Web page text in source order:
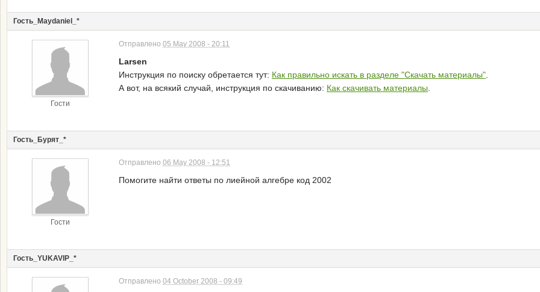
Гость_Maydaniel_*
Гости
Отправлено 05 May 2008 - 20:11
Larsen
Инструкция по поиску обретается тут: Как правильно искать в разделе "Скачать материалы"
А вот, на всякий случай, инструкция по скачиванию: Как скачивать материалы
Гость_Бурят_*
Гости
Отправлено 06 May 2008 - 12:51
Помогите найти ответы по лиейной алгебре код 2002
Гость_YUKAVIP_*
Отправлено 04 October 2008 - 09:49